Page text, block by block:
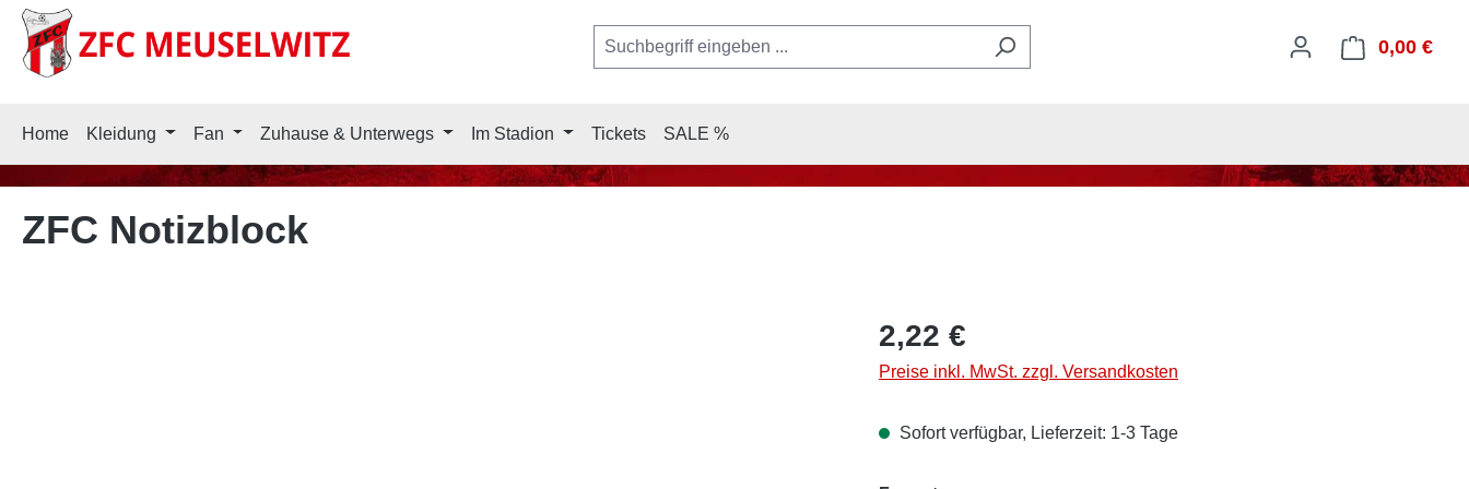
0,00 €
Home Kleidung Fan Zuhause & Unterwegs Im Stadion Tickets SALE %
ZFC Notizblock
2,22 €
Preise inkl. MwSt. zzgl. Versandkosten
Sofort verfügbar, Lieferzeit: 1-3 Tage